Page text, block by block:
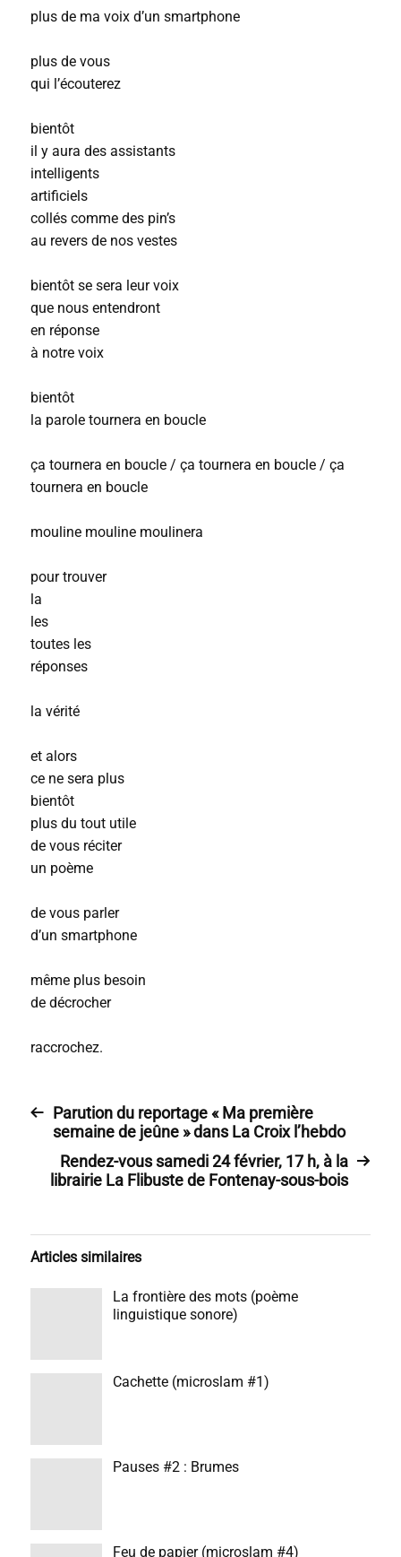
plus de ma voix d’un smartphone
plus de vous
qui l’écouterez
bientôt
il y aura des assistants
intelligents
artificiels
collés comme des pin’s
au revers de nos vestes
bientôt se sera leur voix
que nous entendront
en réponse
à notre voix
bientôt
la parole tournera en boucle
ça tournera en boucle / ça tournera en boucle / ça
tournera en boucle
mouline mouline moulinera
pour trouver
la
les
toutes les
réponses
la vérité
et alors
ce ne sera plus
bientôt
plus du tout utile
de vous réciter
un poème
de vous parler
d’un smartphone
même plus besoin
de décrocher
raccrochez.
Parution du reportage « Ma première
semaine de jeûne » dans La Croix l’hebdo
Rendez-vous samedi 24 février, 17 h, à la
librairie La Flibuste de Fontenay-sous-bois
Articles similaires
La frontière des mots (poème
linguistique sonore)
Cachette (microslam #1)
Pauses #2 : Brumes
Feu de papier (microslam #4)